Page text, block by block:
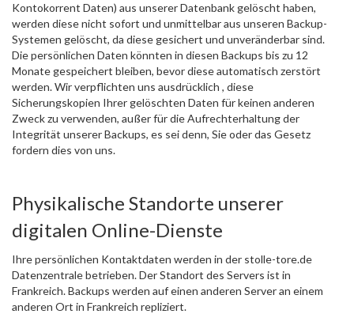
Kontokorrent Daten) aus unserer Datenbank gelöscht haben,
werden diese nicht sofort und unmittelbar aus unseren Backup-
Systemen gelöscht, da diese gesichert und unveränderbar sind.
Die persönlichen Daten könnten in diesen Backups bis zu 12
Monate gespeichert bleiben, bevor diese automatisch zerstört
werden. Wir verpflichten uns ausdrücklich , diese
Sicherungskopien Ihrer gelöschten Daten für keinen anderen
Zweck zu verwenden, außer für die Aufrechterhaltung der
Integrität unserer Backups, es sei denn, Sie oder das Gesetz
fordern dies von uns.
Physikalische Standorte unserer
digitalen Online-Dienste
Ihre persönlichen Kontaktdaten werden in der stolle-tore.de
Datenzentrale betrieben. Der Standort des Servers ist in
Frankreich. Backups werden auf einen anderen Server an einem
anderen Ort in Frankreich repliziert.